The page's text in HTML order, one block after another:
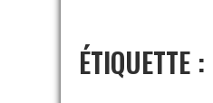
ÉTIQUETTE :